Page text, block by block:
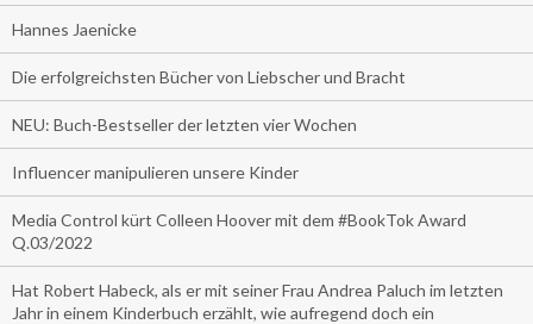
Hannes Jaenicke
Die erfolgreichsten Bücher von Liebscher und Bracht
NEU: Buch-Bestseller der letzten vier Wochen
Influencer manipulieren unsere Kinder
Media Control kürt Colleen Hoover mit dem #BookTok Award
Q.03/2022
Hat Robert Habeck, als er mit seiner Frau Andrea Paluch im letzten
Jahr in einem Kinderbuch erzählt, wie aufregend doch ein